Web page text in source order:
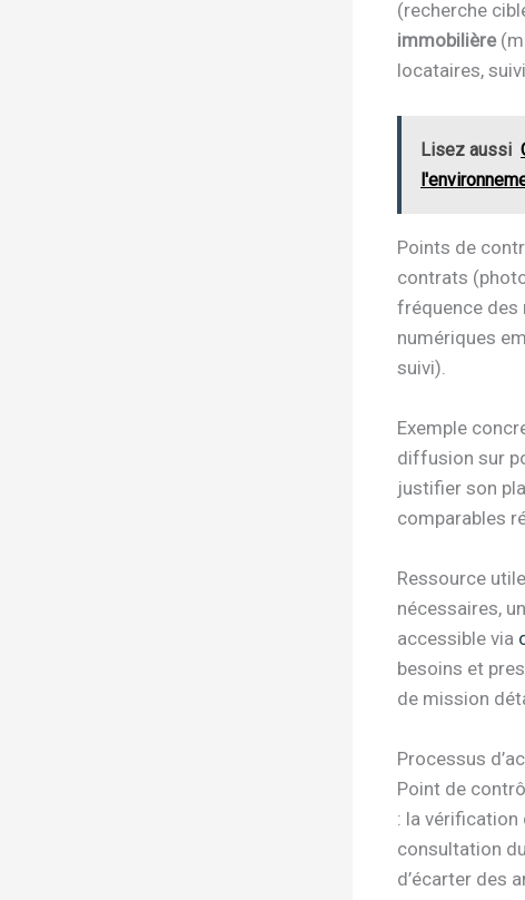
(recherche
immobilière
locataires,
Lisez aussi
Points de
contrats
fréquence des
numériques
suivi).
Exemple
diffusion sur
justifier son
comparables
Ressource
nécessaires,
accessible via
besoins et
de mission
Processus
Point de
: la
consultation
d’écarter des